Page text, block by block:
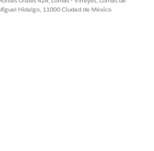
las rutinas de un día específico,
Hidalgo, 11000 Ciudad de México